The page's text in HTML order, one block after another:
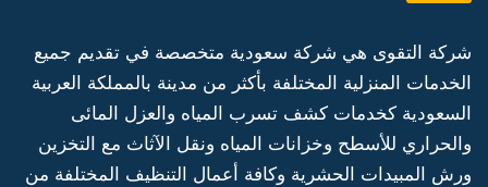
شركة التقوى هي شركة سعودية متخصصة في تقديم جميع
الخدمات المنزلية المختلفة بأكثر من مدينة بالمملكة العربية
السعودية كخدمات كشف تسرب المياه والعزل المائى
والحراري للأسطح وخزانات المياه ونقل الآثاث مع التخزين
ورش المبيدات الحشرية وكافة أعمال التنظيف المختلفة من